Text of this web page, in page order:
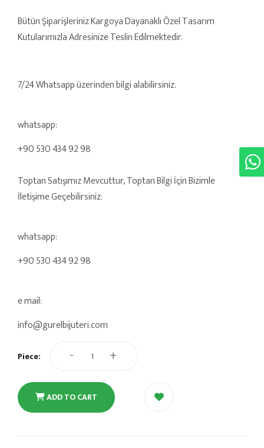
Bütün Şiparişleriniz Kargoya Dayanaklı Özel Tasarım
Kutularımızla Adresinize Teslin Edilmektedir.
7/24 Whatsapp üzerinden bilgi alabilirsiniz.
whatsapp:
+90 530 434 92 98
Toptan Satışımız Mevcuttur, Toptan Bilgi İçin Bizimle
İletişime Geçebilirsiniz:
whatsapp:
+90 530 434 92 98
e mail:
info@gurelbijuteri.com
Piece: - +
ADD TO CART